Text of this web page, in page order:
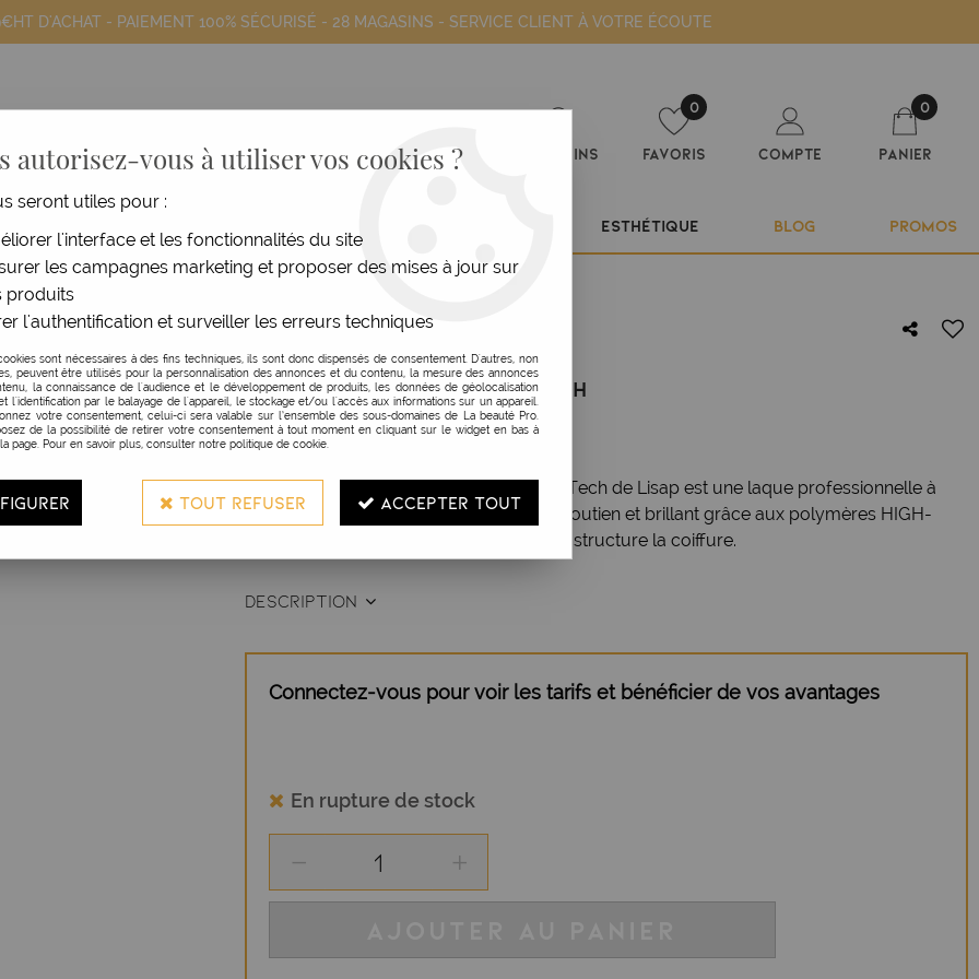
D'ACHAT - PAIEMENT 100% SÉCURISÉ - 28 MAGASINS - SERVICE CLIENT À VOTRE ÉCOUTE
Magasins
0
Favoris Compte
0
Panier
ESTHÉTIQUE BLOG PROMOS
>Laque Hair Spray - High Tech
LISAP
LAQUE HAIR SPRAY - HIGH TECH
500ML
La Laque Hair Spray de la gamme High Tech de Lisap est une laque professionnelle à
haute technologie qui apporte volume, soutien et brillant grâce aux polymères HIGH-
TECH de nouvelle génération. Elle fixe et structure la coiffure.
DESCRIPTION
Connectez-vous pour voir les tarifs et bénéficier de vos avantages
En rupture de stock
autorisez-vous à utiliser vos cookies ?
seront utiles pour :
l'interface et les fonctionnalités du site
les campagnes marketing et proposer des mises à jour sur
produits
l'authentification et surveiller les erreurs techniques
sont nécessaires à des fins techniques, ils sont donc dispensés de consentement. D'autres, non
peuvent être utilisés pour la personnalisation des annonces et du contenu, la mesure des annonces
la connaissance de l'audience et le développement de produits, les données de géolocalisation
l'identification par le balayage de l'appareil, le stockage et/ou l'accès aux informations sur un appareil.
votre consentement, celui-ci sera valable sur l’ensemble des sous-domaines de La beauté Pro.
de la possibilité de retirer votre consentement à tout moment en cliquant sur le widget en bas à
page. Pour en savoir plus, consulter notre politique de cookie.
TOUT REFUSER ACCEPTER TOUT